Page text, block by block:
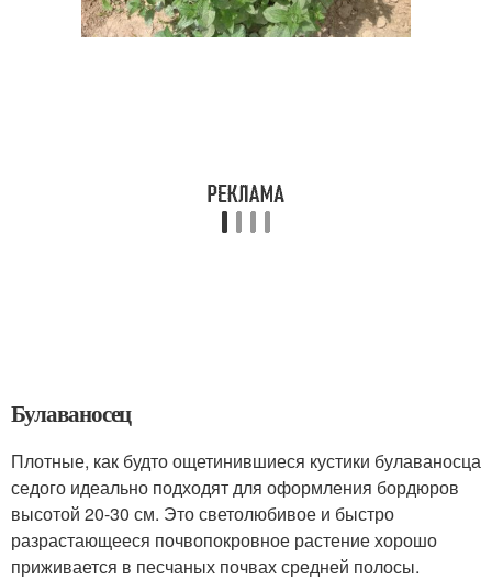
Булаваносец
Плотные, как будто ощетинившиеся кустики булаваносца
седого идеально подходят для оформления бордюров
высотой 20-30 см. Это светолюбивое и быстро
разрастающееся почвопокровное растение хорошо
приживается в песчаных почвах средней полосы.